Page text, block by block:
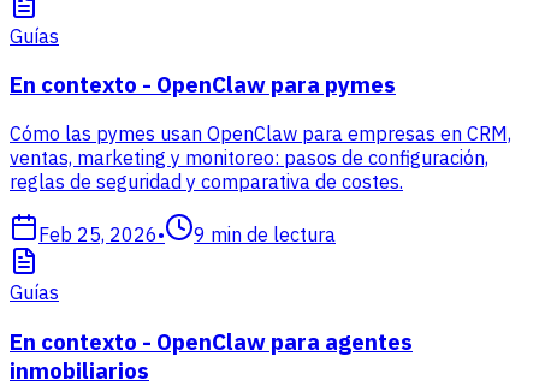
Guías
En contexto - OpenClaw para pymes
Cómo las pymes usan OpenClaw para empresas en CRM,
ventas, marketing y monitoreo: pasos de configuración,
reglas de seguridad y comparativa de costes.
Feb 25, 2026• 9 min de lectura
Guías
En contexto - OpenClaw para agentes
inmobiliarios